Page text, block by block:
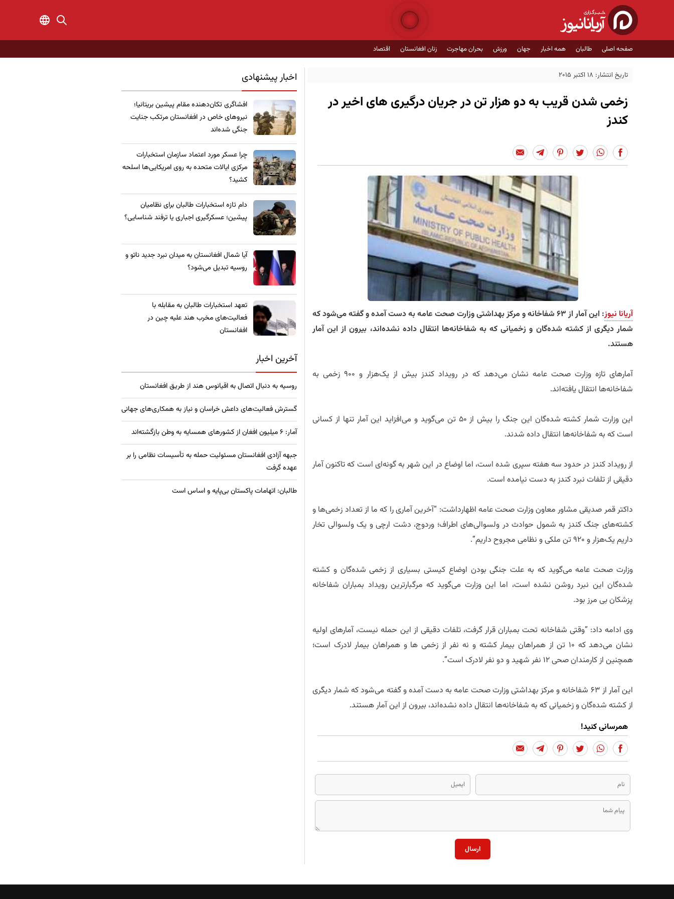
صفحه اصلی طالبان همه اخبار جهان ورزش بحران مهاجرت زنان افغانستان اقتصاد
تاریخ انتشار: 18 اکتبر 2015
زخمی شدن قریب به دو هزار تن در جریان درگیری های اخیر در
کندز
آریانا نیوز
: این آمار از ۶۳ شفاخانه و مرکز بهداشتی وزارت صحت عامه به دست آمده و گفته میشود که
شمار دیگری از کشته شدهگان و زخمیانی که به شفاخانهها انتقال داده نشدهاند، بیرون از این آمار
هستند.
آمارهای تازه وزارت صحت عامه نشان می‌دهد که در رویداد کندز بیش از یک‌هزار و ۹۰۰ زخمی به
شفاخانهها انتقال یافتهاند.
این وزارت شمار کشته شدهگان این جنگ را بیش از ۵۰ تن می‌گوید و میافزاید این آمار تنها از کسانی
است که به شفاخانهها انتقال داده شدند.
از رویداد کندز در حدود سه هفته سپری شده است، اما اوضاع در این شهر به گونهای است که تاکنون آمار
دقیقی از تلفات نبرد کندز به دست نیامده است.
داکتر قمر صدیقی مشاور معاون وزارت صحت عامه اظهارداشت: “آخرین آماری را که ما از تعداد زخمی‌ها و
کشته‌های جنگ کندز به شمول حوادث در ولسوالی‌های اطراف؛ وردوج، دشت ارچی و یک ولسوالی تخار
داریم یکهزار و ۹۲۰ تن ملکی و نظامی مجروح داریم”.
وزارت صحت عامه می‌گوید که به علت جنگی بودن اوضاع کیستی بسیاری از زخمی شده‌گان و کشته
شده‌گان این نبرد روشن نشده است، اما این وزارت می‌گوید که مرگبارترین رویداد بمباران شفاخانه
پزشکان بی مرز بود.
وی ادامه داد: “وقتی شفاخانه تحت بمباران قرار گرفت، تلفات دقیقی از این حمله نیست، آمارهای اولیه
نشان می‌دهد که ۱۰ تن از همراهان بیمار کشته و نه نفر از زخمی ها و همراهان بیمار لادرک است؛
همچنین از کارمندان صحی ۱۲ نفر شهید و دو نفر لادرک است”.
این آمار از ۶۳ شفاخانه و مرکز بهداشتی وزارت صحت عامه به دست آمده و گفته میشود که شمار دیگری
از کشته شدهگان و زخمیانی که به شفاخانهها انتقال داده نشدهاند، بیرون از این آمار هستند.
همرسانی کنید!
ارسال
اخبار پیشنهادی
​افشاگری تکان‌دهنده مقام پیشین بریتانیا؛
نیروهای خاص در افغانستان مرتکب جنایت
جنگی شده‌اند
چرا عسکر مورد اعتماد سازمان استخبارات
مرکزی ایالات متحده به روی امریکایی‌ها اسلحه
کشید؟
​دام تازه استخبارات طالبان برای نظامیان
پیشین؛ عسکرگیری اجباری یا ترفند شناسایی؟
​آیا شمال افغانستان به میدان نبرد جدید ناتو و
روسیه تبدیل می‌شود؟
تعهد استخبارات طالبان به مقابله با
فعالیت‌های مخرب هند علیه چین در
افغانستان
آخرین اخبار
روسیه به دنبال اتصال به اقیانوس هند از طریق افغانستان
گسترش فعالیت‌های داعش خراسان و نیاز به همکاری‌های جهانی
آمار: ۶ میلیون افغان از کشورهای همسایه به وطن بازگشته‌اند
جبهه آزادی افغانستان مسئولیت حمله به تأسیسات نظامی را بر
عهده گرفت
طالبان: اتهامات پاکستان بی‌پایه و اساس است